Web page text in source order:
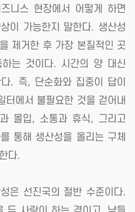
니스 현장에서 어떻게 하면
이 가능한지 말한다. 생산성
제거한 후 가장 본질적인 곳
는 것이다. 시간의 양 대신
. 즉, 단순화와 집중이 답이
터에서 불필요한 것을 걷어내
몰입, 소통과 휴식, 그리고
통해 생산성을 올리는 구체
다.
은 선진국의 절반 수준이다.